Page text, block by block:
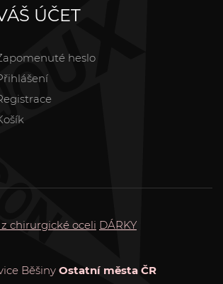
ÚČET
heslo
chirurgické oceli DÁRKY
Běšiny Ostatní města ČR